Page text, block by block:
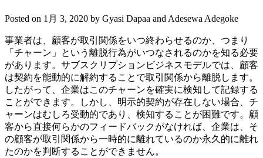
Posted on 1月 3, 2020 by Gyasi Dapaa and Adesewa Adegoke
事業者は、顧客が取引関係をいつ終わらせるのか、つまり
「チャーン」という離脱行為がいつなされるのかを知る必要
があります。サブスクリプションビジネスモデルでは、顧客
は契約を能動的に解約することで取引関係から離脱します。
したがって、企業はこのチャーンを確実に検知して記録する
ことができます。しかし、明示的契約が存在しない場合、チ
ャーンはむしろ受動的であり、検知することが困難です。顧
客から直接何らかのフィードバックがなければ、企業は、そ
の顧客が取引関係から一時的に離れているのか永久的に離れ
たのかを判断することができません。